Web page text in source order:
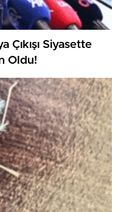
Çıkışı Siyasette
Oldu!